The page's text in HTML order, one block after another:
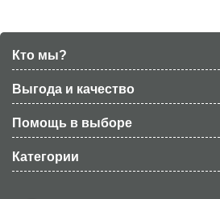
Кто мы?
Выгода и качество
Помощь в выборе
Категории